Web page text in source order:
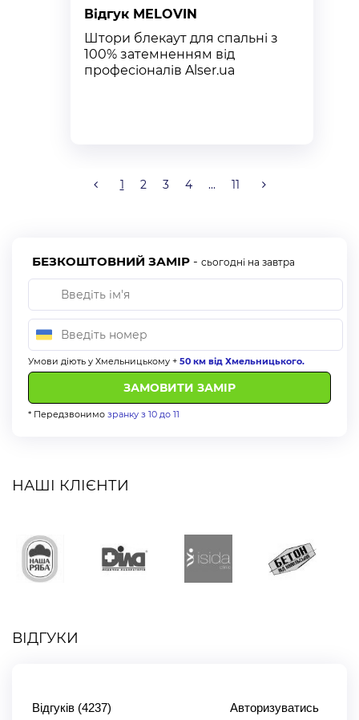
Відгук MELOVIN
Штори блекаут для спальні з
100% затемненням від
професіоналів Alser.ua
1 2 3 4 ... 11
БЕЗКОШТОВНИЙ ЗАМІР - сьогодні на завтра
Умови діють у Хмельницькому + 50 км від Хмельницького.
* Передзвонимо зранку з 10 до 11
НАШІ КЛІЄНТИ
ВІДГУКИ